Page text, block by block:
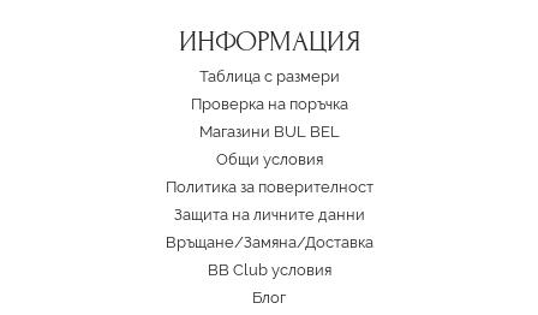
ИНФОРМАЦИЯ
Таблица с размери
Проверка на поръчка
Магазини BUL BEL
Oбщи условия
Политика за поверителност
Защита на личните данни
Връщане/Замяна/Доставка
BB Club условия
Блог